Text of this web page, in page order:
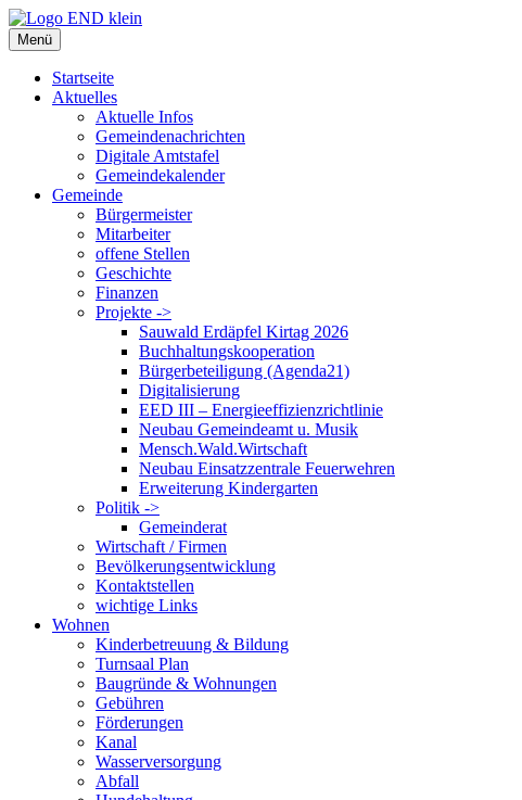
Zum
Inhalt
springen
Menü
Startseite
Aktuelles
Aktuelle Infos
Gemeindenachrichten
Digitale Amtstafel
Gemeindekalender
Gemeinde
Bürgermeister
Mitarbeiter
offene Stellen
Geschichte
Finanzen
Projekte ->
Sauwald Erdäpfel Kirtag 2026
Buchhaltungskooperation
Bürgerbeteiligung (Agenda21)
Digitalisierung
EED III – Energieeffizienzrichtlinie
Neubau Gemeindeamt u. Musik
Mensch.Wald.Wirtschaft
Neubau Einsatzzentrale Feuerwehren
Erweiterung Kindergarten
Politik ->
Gemeinderat
Wirtschaft / Firmen
Bevölkerungsentwicklung
Kontaktstellen
wichtige Links
Wohnen
Kinderbetreuung & Bildung
Turnsaal Plan
Baugründe & Wohnungen
Gebühren
Förderungen
Kanal
Wasserversorgung
Abfall